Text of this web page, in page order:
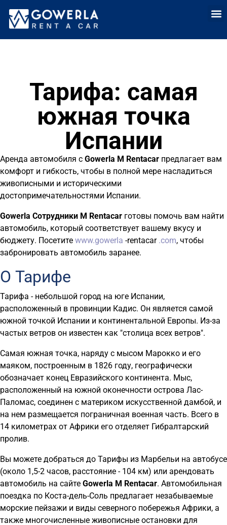
Тарифа: самая
южная точка
Испании
Аренда автомобиля с Gowerla M Rentacar предлагает вам
комфорт и гибкость, чтобы в полной мере насладиться
живописными и историческими
достопримечательностями Испании.
Gowerla Сотрудники M Rentacar готовы помочь вам найти
автомобиль, который соответствует вашему вкусу и
бюджету. Посетите www.gowerla -rentacar .com, чтобы
забронировать автомобиль заранее.
О Тарифе
Тарифа - небольшой город на юге Испании,
расположенный в провинции Кадис. Он является самой
южной точкой Испании и континентальной Европы. Из-за
частых ветров он известен как "столица всех ветров".
Самая южная точка, наряду с мысом Марокко и его
маяком, построенным в 1826 году, географически
обозначает конец Евразийского континента. Мыс,
расположенный на южной оконечности острова Лас-
Паломас, соединен с материком искусственной дамбой, и
на нем размещается пограничная военная часть. Всего в
14 километрах от Африки его отделяет Гибралтарский
пролив.
Вы можете добраться до Тарифы из Марбельи на автобусе
(около 1,5-2 часов, расстояние - 104 км) или арендовать
автомобиль на сайте Gowerla M Rentacar. Автомобильная
поездка по Коста-дель-Соль предлагает незабываемые
морские пейзажи и виды северного побережья Африки, а
также многочисленные живописные остановки для